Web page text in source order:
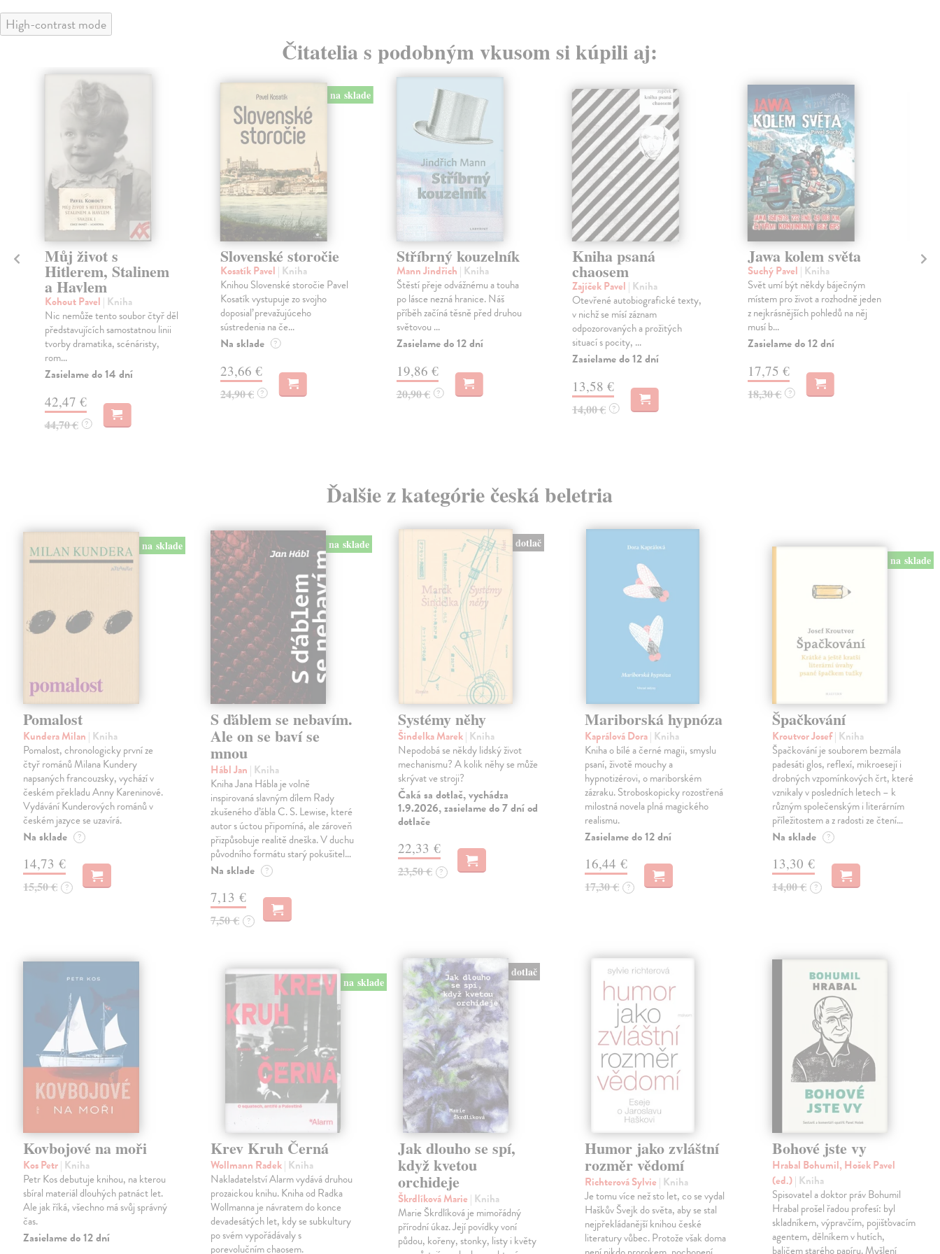
High-contrast mode
Čitatelia s podobným vkusom si kúpili aj:
Můj život s
Hitlerem, Stalinem
a Havlem
Kohout Pavel | Kniha
Nic nemůže tento soubor čtyř děl
představujících samostatnou linii
tvorby dramatika, scénáristy,
rom...
Zasielame do 14 dní
42,47 €
44,70 € ?
na sklade
Slovenské storočie
Kosatík Pavel | Kniha
Knihou Slovenské storočie Pavel
Kosatík vystupuje zo svojho
doposiaľ prevažujúceho
sústredenia na če...
Na sklade ?
23,66 €
24,90 € ?
Stříbrný kouzelník
Mann Jindřich | Kniha
Štěstí přeje odvážnému a touha
po lásce nezná hranice. Náš
příběh začíná těsně před druhou
světovou ...
Zasielame do 12 dní
19,86 €
20,90 € ?
Kniha psaná
chaosem
Zajíček Pavel | Kniha
Otevřené autobiografické texty,
v nichž se mísí záznam
odpozorovaných a prožitých
situací s pocity, ...
Zasielame do 12 dní
13,58 €
14,00 € ?
Jawa kolem světa
Suchý Pavel | Kniha
Svět umí být někdy báječným
místem pro život a rozhodně jeden
z nejkrásnějších pohledů na něj
musí b...
Zasielame do 12 dní
17,75 €
18,30 € ?
Ďalšie z kategórie česká beletria
na sklade
Pomalost
Kundera Milan | Kniha
Pomalost, chronologicky první ze
čtyř románů Milana Kundery
napsaných francouzsky, vychází v
českém překladu Anny Kareninové.
Vydávání Kunderových románů v
českém jazyce se uzavírá.
Na sklade ?
14,73 €
15,50 € ?
na sklade
S ďáblem se nebavím.
Ale on se baví se
mnou
Hábl Jan | Kniha
Kniha Jana Hábla je volně
inspirovaná slavným dílem Rady
zkušeného ďábla C. S. Lewise, které
autor s úctou připomíná, ale zároveň
přizpůsobuje realitě dneška. V duchu
původního formátu starý pokušitel…
Na sklade ?
7,13 €
7,50 € ?
dotlač
Systémy něhy
Šindelka Marek| Kniha
Nepodobá se někdy lidský život
mechanismu? A kolik něhy se může
skrývat ve stroji?
Čaká sa dotlač, vychádza
1.9.2026, zasielame do 7 dní od
dotlače
22,33 €
23,50 € ?
Mariborská hypnóza
Kaprálová Dora| Kniha
Kniha o bílé a černé magii, smyslu
psaní, životě mouchy a
hypnotizérovi, o mariborském
zázraku. Stroboskopicky rozostřená
milostná novela plná magického
realismu.
Zasielame do 12 dní
16,44 €
17,30 € ?
na sklade
Špačkování
Kroutvor Josef| Kniha
Špačkování je souborem bezmála
padesáti glos, reflexí, mikroesejí i
drobných vzpomínkových črt, které
vznikaly v posledních letech – k
různým společenským i literárním
příležitostem a z radosti ze čtení…
Na sklade ?
13,30 €
14,00 € ?
Kovbojové na moři
Kos Petr| Kniha
Petr Kos debutuje knihou, na kterou
sbíral materiál dlouhých patnáct let.
Ale jak říká, všechno má svůj správný
čas.
Zasielame do 12 dní
na sklade
Krev Kruh Černá
Wollmann Radek| Kniha
Nakladatelství Alarm vydává druhou
prozaickou knihu. Kniha od Radka
Wollmanna je návratem do konce
devadesátých let, kdy se subkultury
po svém vypořádávaly s
porevolučním chaosem.
dotlač
Jak dlouho se spí,
když kvetou
orchideje
Škrdlíková Marie | Kniha
Marie Škrdlíková je mimořádný
přírodní úkaz. Její povídky voní
půdou, kořeny, stonky, listy i květy
Humor jako zvláštní
rozměr vědomí
Richterová Sylvie | Kniha
Je tomu více než sto let, co se vydal
Haškův Švejk do světa, aby se stal
nejpřekládanější knihou české
literatury vůbec. Protože však doma
Bohové jste vy
Hrabal Bohumil, Hošek Pavel
(ed.)| Kniha
Spisovatel a doktor práv Bohumil
Hrabal prošel řadou profesí: byl
skladníkem, výpravčím, pojišťovacím
agentem, dělníkem v hutích,
baličem starého papíru. Myšlení